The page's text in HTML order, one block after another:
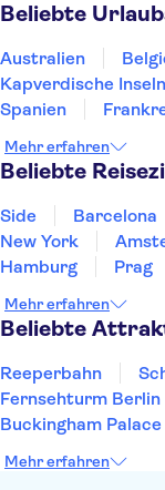
Beliebte
Australien
Kapverdische Inseln
Spanien
Norwegen
Polen
Mehr erfahren
Beliebte
Side Barcelona
New York
Hamburg
Prag
Heidelberg
Mehr erfahren
Beliebte
Reeperbahn
Fernsehturm Berlin
Buckingham Palace
Moulin Rouge
Mehr erfahren